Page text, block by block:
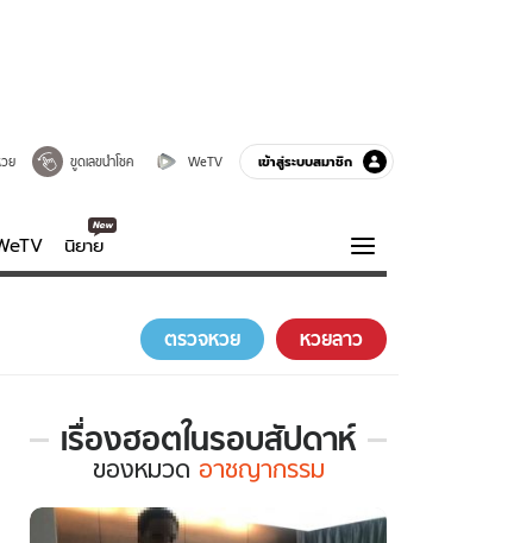
ย ขูดเลขนำโชค WeTV เข้าสู่ระบบสมาชิก
นิยาย
ความรู้รอบตัว
ฮาวทู
ตรวจหวย หวยลาว
เรื่องฮอตในรอบสัปดาห์
เรื่อง
ใน
รอบ
ของหมวด อาชญากรรม